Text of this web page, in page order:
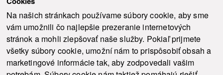
Na našich stránkach používame súbory cookie, aby sme
vám umožnili čo najlepšie prezeranie internetových
stránok a mohli zlepšovať naše služby. Pokiaľ prijmete
všetky súbory cookie, umožní nám to prispôsobiť obsah a
marketingové informácie tak, aby zodpovedali vašim
Odoslať